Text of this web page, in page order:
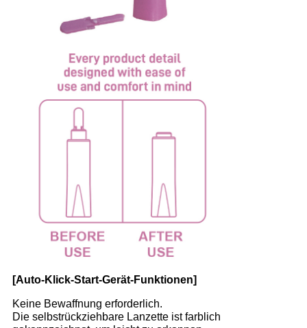
[Auto-Klick-Start-Gerät-Funktionen]
Keine Bewaffnung erforderlich.
Die selbstrückziehbare Lanzette ist farblich